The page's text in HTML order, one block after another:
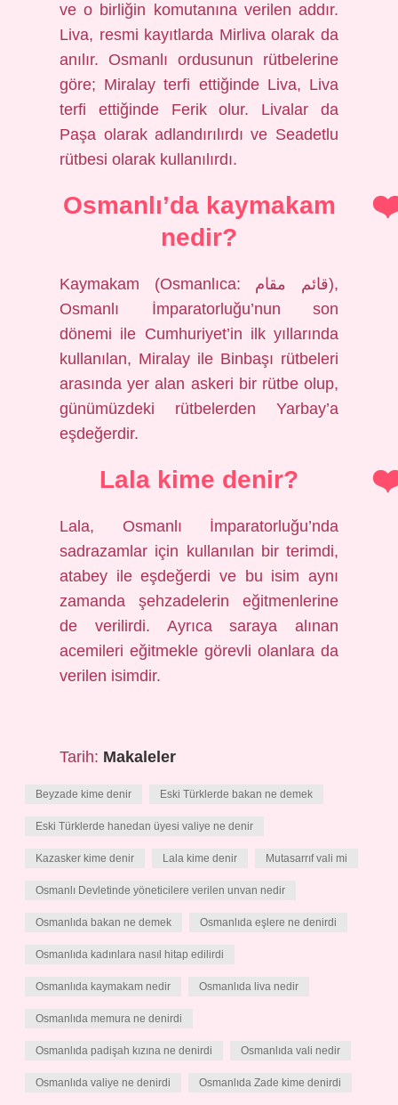
ve o birliğin komutanına verilen addır.
Liva, resmi kayıtlarda Mirliva olarak da
anılır. Osmanlı ordusunun rütbelerine
göre; Miralay terfi ettiğinde Liva, Liva
terfi ettiğinde Ferik olur. Livalar da
Paşa olarak adlandırılırdı ve Seadetlu
rütbesi olarak kullanılırdı.
Osmanlı’da kaymakam
nedir?
Kaymakam (Osmanlıca: قائم مقام),
Osmanlı İmparatorluğu’nun son
dönemi ile Cumhuriyet’in ilk yıllarında
kullanılan, Miralay ile Binbaşı rütbeleri
arasında yer alan askeri bir rütbe olup,
günümüzdeki rütbelerden Yarbay’a
eşdeğerdir.
Lala kime denir?
Lala, Osmanlı İmparatorluğu’nda
sadrazamlar için kullanılan bir terimdi,
atabey ile eşdeğerdi ve bu isim aynı
zamanda şehzadelerin eğitmenlerine
de verilirdi. Ayrıca saraya alınan
acemileri eğitmekle görevli olanlara da
verilen isimdir.
Tarih: Makaleler
Beyzade kime denir Eski Türklerde bakan ne demek
Eski Türklerde hanedan üyesi valiye ne denir
Kazasker kime denir Lala kime denir Mutasarrıf vali mi
Osmanlı Devletinde yöneticilere verilen unvan nedir
Osmanlıda bakan ne demek Osmanlıda eşlere ne denirdi
Osmanlıda kadınlara nasıl hitap edilirdi
Osmanlıda kaymakam nedir Osmanlıda liva nedir
Osmanlıda memura ne denirdi
Osmanlıda padişah kızına ne denirdi Osmanlıda vali nedir
Osmanlıda valiye ne denirdi Osmanlıda Zade kime denirdi